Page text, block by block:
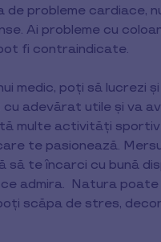
de probleme cardiace,
Ai probleme cu
fi contraindicate.
medic, poți să lucrezi
adevărat utile și va
multe activități
te pasionează.
să te încarci cu bună
ce admira. Natura
scăpa de stres,